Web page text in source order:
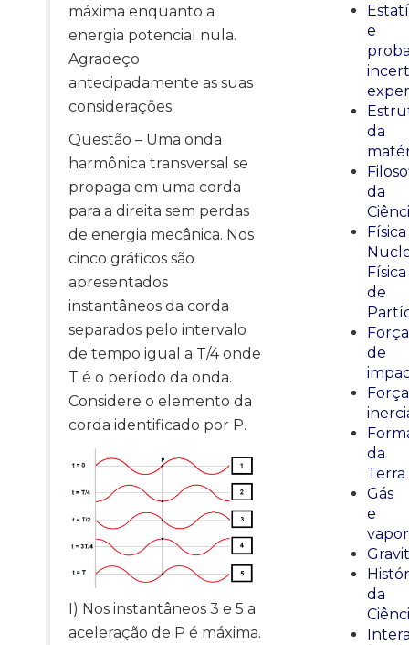
máxima enquanto a
energia potencial nula.
Agradeço
antecipadamente as suas
considerações.
Questão – Uma onda
harmônica transversal se
propaga em uma corda
para a direita sem perdas
de energia mecânica. Nos
cinco gráficos são
apresentados
instantâneos da corda
separados pelo intervalo
de tempo igual a T/4 onde
T é o período da onda.
Considere o elemento da
corda identificado por P.
I) Nos instantâneos 3 e 5 a
aceleração de P é máxima.
e
da
da
Física
Física
de
Força
de
da
Terra
Gás
e
vapor
da